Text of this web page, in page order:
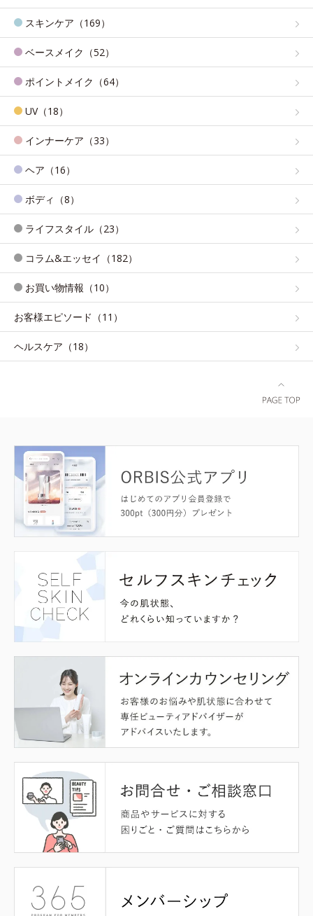
スキンケア（169）
ベースメイク（52）
ポイントメイク（64）
UV（18）
インナーケア（33）
ヘア（16）
ボディ（8）
ライフスタイル（23）
コラム&エッセイ（182）
お買い物情報（10）
お客様エピソード（11）
ヘルスケア（18）